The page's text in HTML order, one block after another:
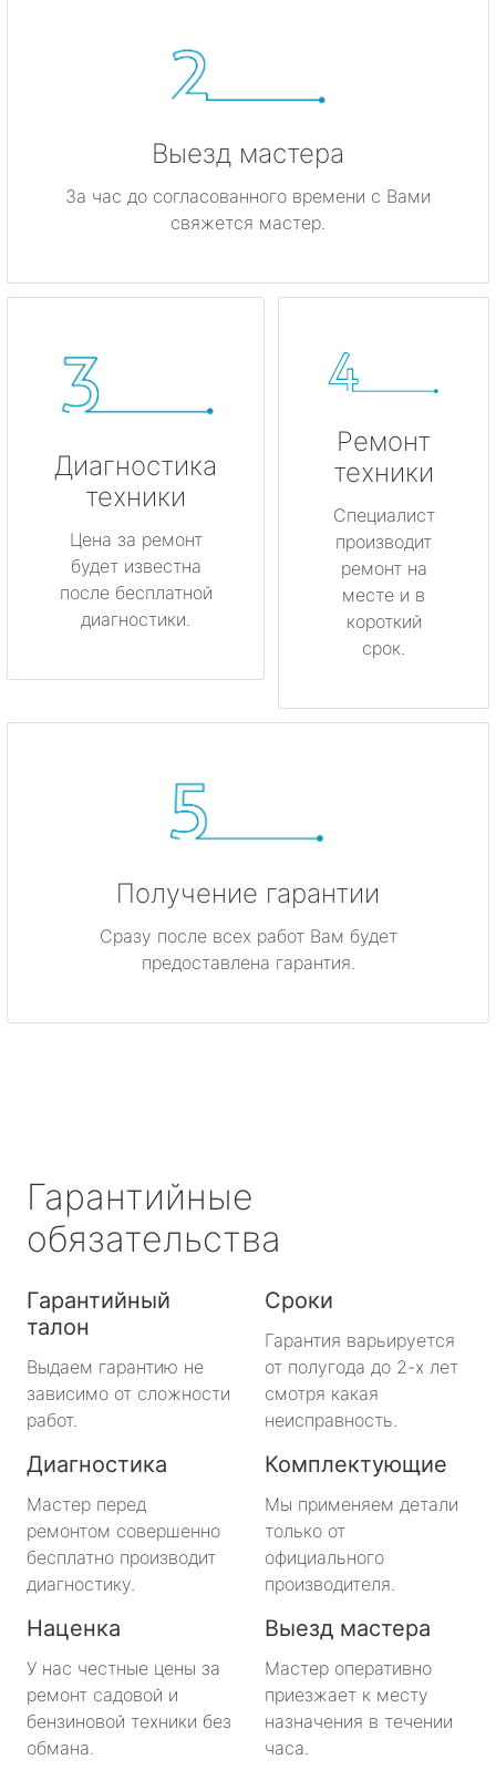
Выезд мастера
За час до согласованного времени с Вами
свяжется мастер.
Диагностика
техники
Цена за ремонт
будет известна
после бесплатной
диагностики.
Ремонт
техники
Специалист
производит
ремонт на
месте и в
короткий
срок.
Получение гарантии
Сразу после всех работ Вам будет
предоставлена гарантия.
Гарантийные
обязательства
Гарантийный
талон
Выдаем гарантию не
зависимо от сложности
работ.
Сроки
Гарантия варьируется
от полугода до 2-х лет
смотря какая
неисправность.
Диагностика
Мастер перед
ремонтом совершенно
бесплатно производит
диагностику.
Комплектующие
Мы применяем детали
только от
официального
производителя.
Наценка
У нас честные цены за
ремонт садовой и
бензиновой техники без
обмана.
Выезд мастера
Мастер оперативно
приезжает к месту
назначения в течении
часа.